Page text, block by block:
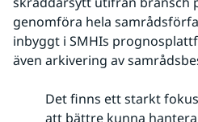
genomföra hela
inbyggt i SMHIs
även arkivering av
Det finns ett starkt
att bättre kunna